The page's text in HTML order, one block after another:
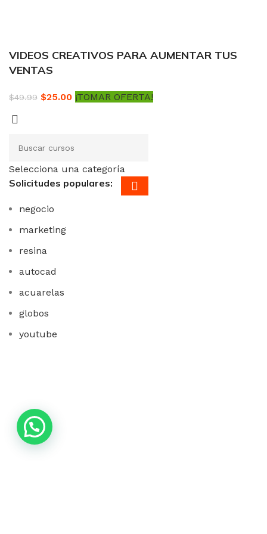
VIDEOS CREATIVOS PARA AUMENTAR TUS
VENTAS
$49.99 $25.00 ¡TOMAR OFERTA!
Selecciona una categoría
Solicitudes populares:
negocio
marketing
resina
autocad
acuarelas
globos
youtube